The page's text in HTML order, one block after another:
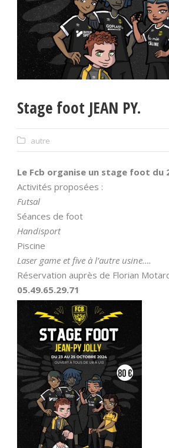
Stage foot JEAN PY.
autre
Le Fcb organise un stage foot du
Activités proposées :
Futsal
Séances de foot
Handisport
Piscine
Laser game et five à l’autre usine….
Réservation auprès de Florian
05.49.65.29.71